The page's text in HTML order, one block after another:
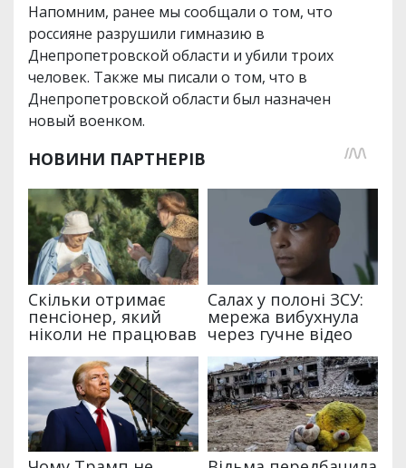
Напомним, ранее мы сообщали о том, что
россияне разрушили гимназию в
Днепропетровской области и убили троих
человек. Также мы писали о том, что в
Днепропетровской области был назначен
новый военком.